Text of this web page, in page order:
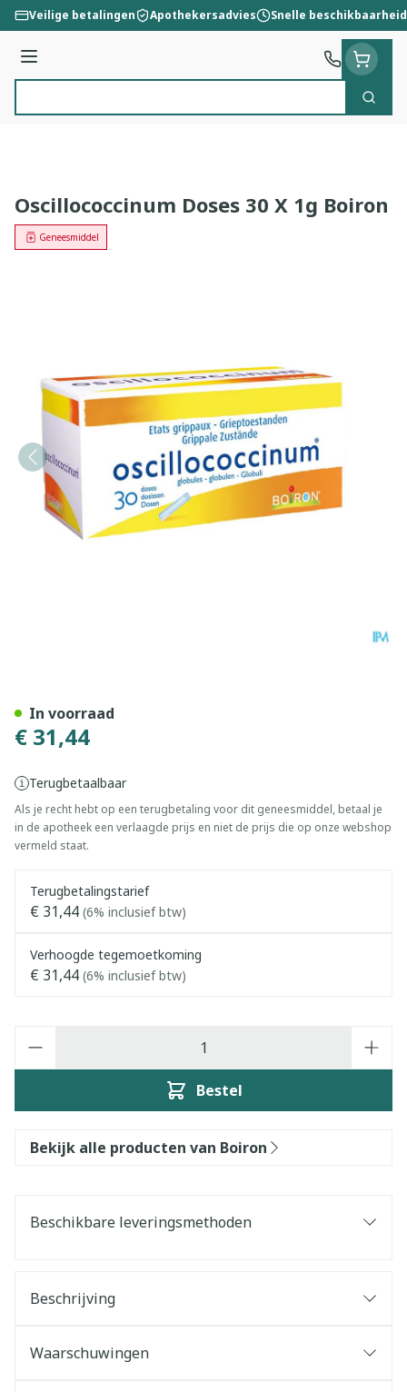
Ga naar de inhoud
Veilige betalingen Apothekersadvies Snelle beschikbaarheid
Menu
Zoek
Oscillococcinum Doses 30 X 1g Boiron
Geneesmiddel
€ 31,44
Terugbetaalbaar
Als je recht hebt op een terugbetaling voor dit geneesmiddel, betaal je
in de apotheek een verlaagde prijs en niet de prijs die op onze webshop
vermeld staat.
Terugbetalingstarief
€ 31,44 (6% inclusief btw)
Verhoogde tegemoetkoming
€ 31,44 (6% inclusief btw)
Bestel
In voorraad
Bekijk alle producten van Boiron
Beschikbare leveringsmethoden
Beschrijving
Waarschuwingen